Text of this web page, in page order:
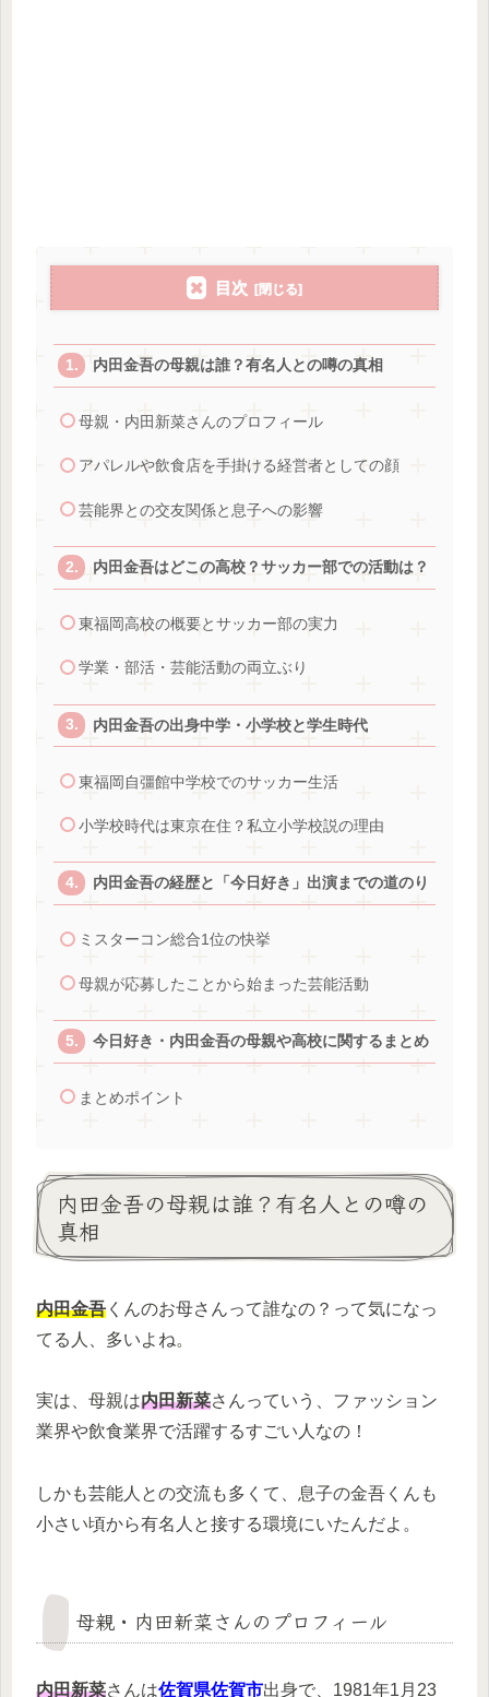
目次
内田金吾の母親は誰？有名人との噂の真相
母親・内田新菜さんのプロフィール
アパレルや飲食店を手掛ける経営者としての顔
芸能界との交友関係と息子への影響
内田金吾はどこの高校？サッカー部での活動は？
東福岡高校の概要とサッカー部の実力
学業・部活・芸能活動の両立ぶり
内田金吾の出身中学・小学校と学生時代
東福岡自彊館中学校でのサッカー生活
小学校時代は東京在住？私立小学校説の理由
内田金吾の経歴と「今日好き」出演までの道のり
ミスターコン総合1位の快挙
母親が応募したことから始まった芸能活動
今日好き・内田金吾の母親や高校に関するまとめ
まとめポイント
内田金吾の母親は誰？有名人との噂の
真相
内田金吾 くんのお母さんって誰なの？って気になっ
てる人、多いよね。
実は、母親は内田新菜さんっていう、ファッション
業界や飲食業界で活躍するすごい人なの！
しかも芸能人との交流も多くて、息子の金吾くんも
小さい頃から有名人と接する環境にいたんだよ。
母親・内田新菜さんのプロフィール
内田新菜さんは佐賀県佐賀市出身で、1981年1月23